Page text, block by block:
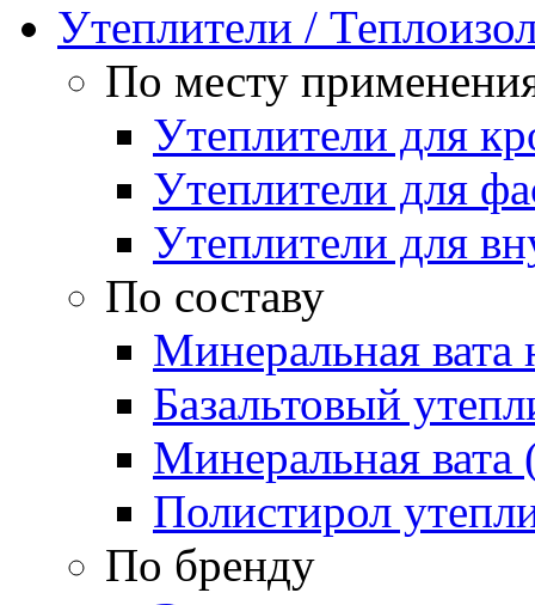
Утеплители /
По месту
Утеплители для
Утеплители для
Утеплители для
По составу
Минеральная вата
Базальтовый
Минеральная вата
Полистирол
По бренду